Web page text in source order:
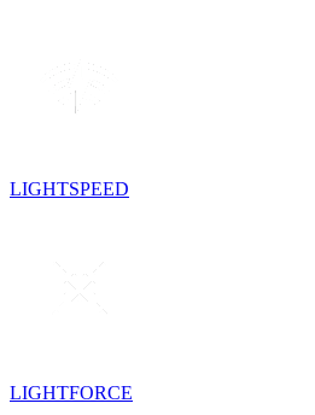
LIGHTSPEED
LIGHTFORCE